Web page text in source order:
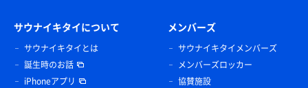
サウナイキタイについて
サウナイキタイとは
誕生時のお話
iPhoneアプリ
メンバーズ
サウナイキタイメンバーズ
メンバーズロッカー
協賛施設